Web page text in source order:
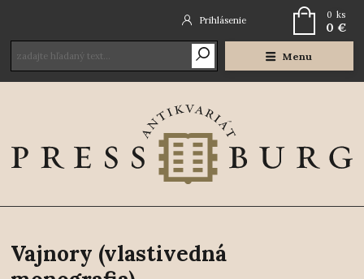
Menu
Prihlásenie 0 ks
0 €
Vajnory (vlastivedná